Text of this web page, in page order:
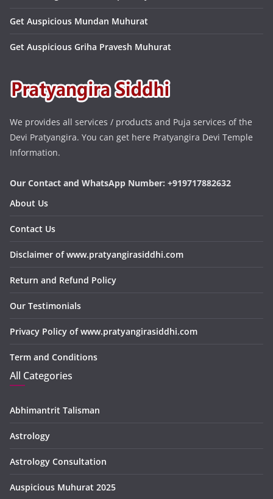
Get Auspicious Mundan Muhurat
Get Auspicious Griha Pravesh Muhurat
We provides all services / products and Puja services of the
Devi Pratyangira. You can get here Pratyangira Devi Temple
Information.
Our Contact and WhatsApp Number: +919717882632
About Us
Contact Us
Disclaimer of www.pratyangirasiddhi.com
Return and Refund Policy
Our Testimonials
Privacy Policy of www.pratyangirasiddhi.com
Term and Conditions
All Categories
Abhimantrit Talisman
Astrology
Astrology Consultation
Auspicious Muhurat 2025